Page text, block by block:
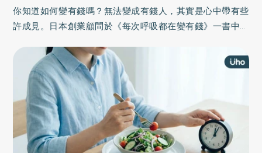
你知道如何變有錢嗎？無法變成有錢人，其實是心中帶有些
許成見。日本創業顧問於《每次呼吸都在變有錢》一書中，
費視為對未來的投資，只要調整思維、創造財富能量，每一
次呼吸都能變得更富裕。以下為原書摘文：